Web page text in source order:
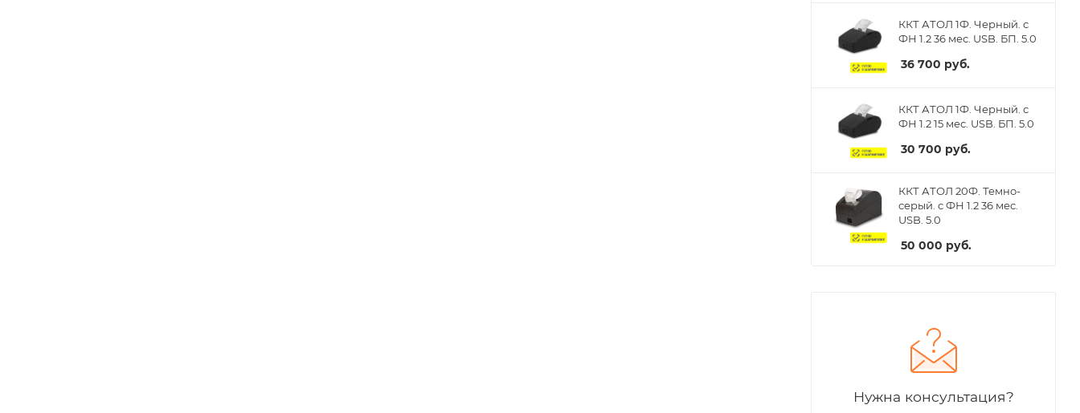
ККТ АТОЛ 1Ф. Черный. с
ФН 1.2 36 мес. USB. БП. 5.0
36 700 руб.
ККТ АТОЛ 1Ф. Черный. с
ФН 1.2 15 мес. USB. БП. 5.0
30 700 руб.
ККТ АТОЛ 20Ф. Темно-
серый. с ФН 1.2 36 мес.
USB. 5.0
50 000 руб.
Нужна консультация?